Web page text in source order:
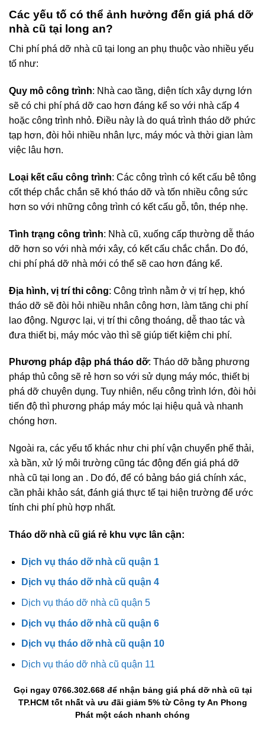
Các yếu tố có thể ảnh hưởng đến giá phá dỡ
nhà cũ tại long an?
Chi phí phá dỡ nhà cũ tại long an phụ thuộc vào nhiều yếu
tố như:
Quy mô công trình: Nhà cao tầng, diện tích xây dựng lớn
sẽ có chi phí phá dỡ cao hơn đáng kể so với nhà cấp 4
hoặc công trình nhỏ. Điều này là do quá trình tháo dỡ phức
tạp hơn, đòi hỏi nhiều nhân lực, máy móc và thời gian làm
việc lâu hơn.
Loại kết cấu công trình: Các công trình có kết cấu bê tông
cốt thép chắc chắn sẽ khó tháo dỡ và tốn nhiều công sức
hơn so với những công trình có kết cấu gỗ, tôn, thép nhẹ.
Tình trạng công trình: Nhà cũ, xuống cấp thường dễ tháo
dỡ hơn so với nhà mới xây, có kết cấu chắc chắn. Do đó,
chi phí phá dỡ nhà mới có thể sẽ cao hơn đáng kể.
Địa hình, vị trí thi công: Công trình nằm ở vị trí hẹp, khó
tháo dỡ sẽ đòi hỏi nhiều nhân công hơn, làm tăng chi phí
lao động. Ngược lại, vị trí thi công thoáng, dễ thao tác và
đưa thiết bị, máy móc vào thì sẽ giúp tiết kiệm chi phí.
Phương pháp đập phá tháo dỡ: Tháo dỡ bằng phương
pháp thủ công sẽ rẻ hơn so với sử dụng máy móc, thiết bị
phá dỡ chuyên dụng. Tuy nhiên, nếu công trình lớn, đòi hỏi
tiến độ thì phương pháp máy móc lại hiệu quả và nhanh
chóng hơn.
Ngoài ra, các yếu tố khác như chi phí vận chuyển phế thải,
xà bần, xử lý môi trường cũng tác động đến giá phá dỡ
nhà cũ tại long an . Do đó, để có bảng báo giá chính xác,
cần phải khảo sát, đánh giá thực tế tại hiện trường để ước
tính chi phí phù hợp nhất.
Tháo dỡ nhà cũ giá rẻ khu vực lân cận:
Dịch vụ tháo dỡ nhà cũ quận 1
Dịch vụ tháo dỡ nhà cũ quận 4
Dịch vụ tháo dỡ nhà cũ quận 5
Dịch vụ tháo dỡ nhà cũ quận 6
Dịch vụ tháo dỡ nhà cũ quận 10
Dịch vụ tháo dỡ nhà cũ quận 11
Gọi ngay 0766.302.668 để nhận bảng giá phá dỡ nhà cũ tại
TP.HCM tốt nhất và ưu đãi giảm 5% từ Công ty An Phong
Phát một cách nhanh chóng